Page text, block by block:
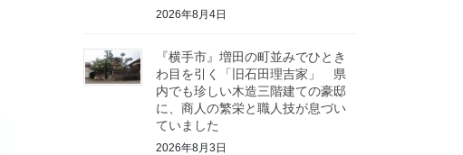
2026年8月4日
『横手市』増田の町並みでひとき
わ目を引く「旧石田理吉家」 県
内でも珍しい木造三階建ての豪邸
に、商人の繁栄と職人技が息づい
ていました
2026年8月3日